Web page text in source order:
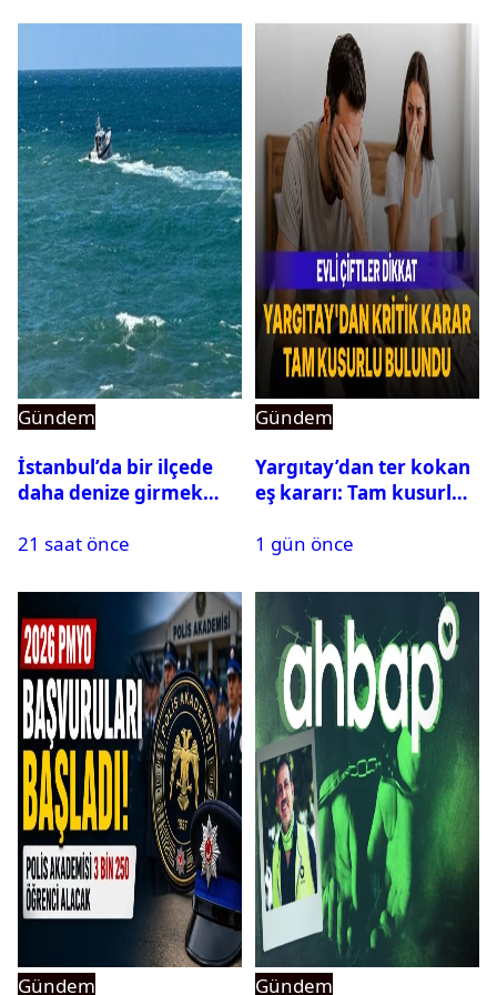
Gündem
İstanbul’da bir ilçede
daha denize girmek
21 saat önce
Gündem
Yargıtay’dan ter kokan
eş kararı: Tam kusurlu
1 gün önce
Gündem
Gündem